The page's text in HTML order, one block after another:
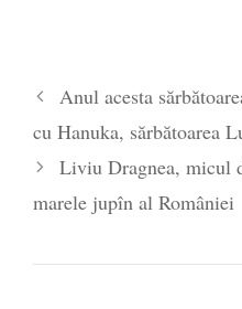
Anul acesta
cu Hanuka, sărbătoarea
Liviu Dragnea, micul
marele jupîn al României